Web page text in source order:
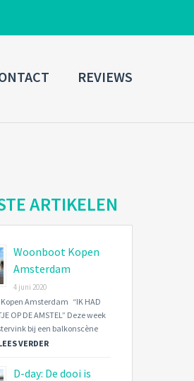
with:
SIGN IN
me
REVIEWS
ARTIKELEN
Woonboot Kopen
Amsterdam
4 juni 2020
Amsterdam “IK HAD
OP DE AMSTEL” Deze week
bij een balkonscène
VERDER
D-day: De dooi is